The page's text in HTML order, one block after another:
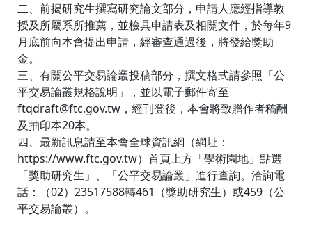
二、前揭研究生撰寫研究論文部分，申請人應經指導教
授及所屬系所推薦，並檢具申請表及相關文件，於每年9
月底前向本會提出申請，經審查通過後，將發給獎助
金。
三、有關公平交易論叢投稿部分，撰文格式請參照「公
平交易論叢規格說明」，並以電子郵件寄至
ftqdraft@ftc.gov.tw，經刊登後，本會將致贈作者稿酬
及抽印本20本。
四、最新訊息請至本會全球資訊網（網址：
https://www.ftc.gov.tw）首頁上方「學術園地」點選
「獎助研究生」、「公平交易論叢」進行查詢。洽詢電
話：（02）23517588轉461（獎助研究生）或459（公
平交易論叢）。